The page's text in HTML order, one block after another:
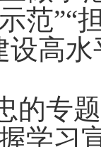
范”“
设高
的专
学习